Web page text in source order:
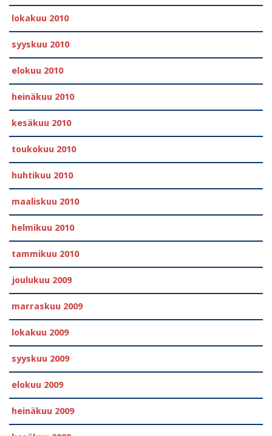
lokakuu 2010
syyskuu 2010
elokuu 2010
heinäkuu 2010
kesäkuu 2010
toukokuu 2010
huhtikuu 2010
maaliskuu 2010
helmikuu 2010
tammikuu 2010
joulukuu 2009
marraskuu 2009
lokakuu 2009
syyskuu 2009
elokuu 2009
heinäkuu 2009